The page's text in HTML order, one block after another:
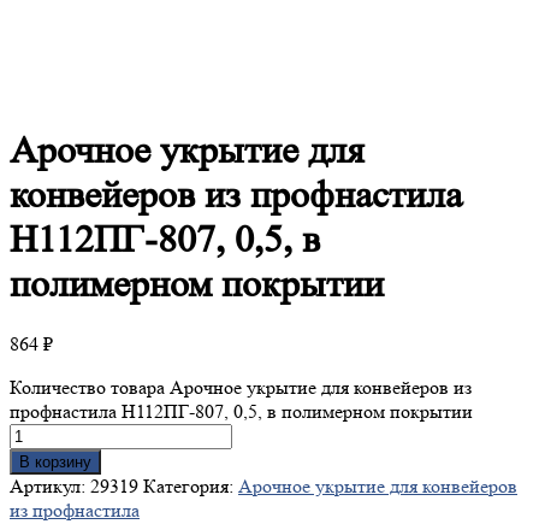
Арочноеукрытие для
конвейеров из профнастила
Н112ПГ-807, 0,5, в
полимерном покрытии
864 ₽
Количество товара Арочное укрытие для конвейеров из
профнастила Н112ПГ-807, 0,5, в полимерном покрытии
В корзину
Артикул: 29319 Категория: Арочное укрытие для конвейеров
из профнастила